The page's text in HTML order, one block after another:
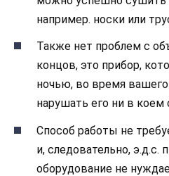
например. носки или
Также нет проблем с
концов, это прибор,
ночью, во время
нарушать его ни в коем
Способ работы не
и, следовательно, э.д.с.
оборудование не